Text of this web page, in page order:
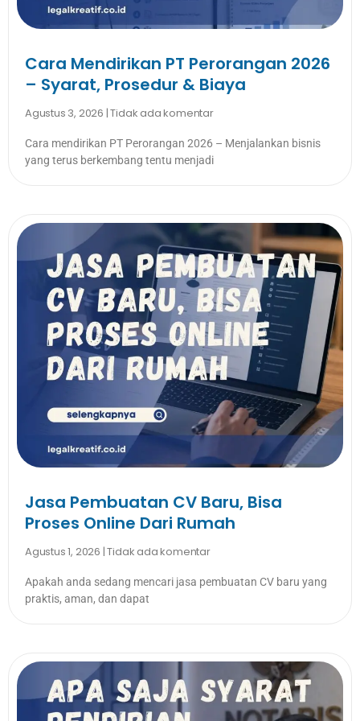
Cara Mendirikan PT Perorangan 2026
– Syarat, Prosedur & Biaya
Agustus 3, 2026 Tidak ada komentar
Cara mendirikan PT Perorangan 2026 – Menjalankan bisnis
yang terus berkembang tentu menjadi
Jasa Pembuatan CV Baru, Bisa
Proses Online Dari Rumah
Agustus 1, 2026 Tidak ada komentar
Apakah anda sedang mencari jasa pembuatan CV baru yang
praktis, aman, dan dapat